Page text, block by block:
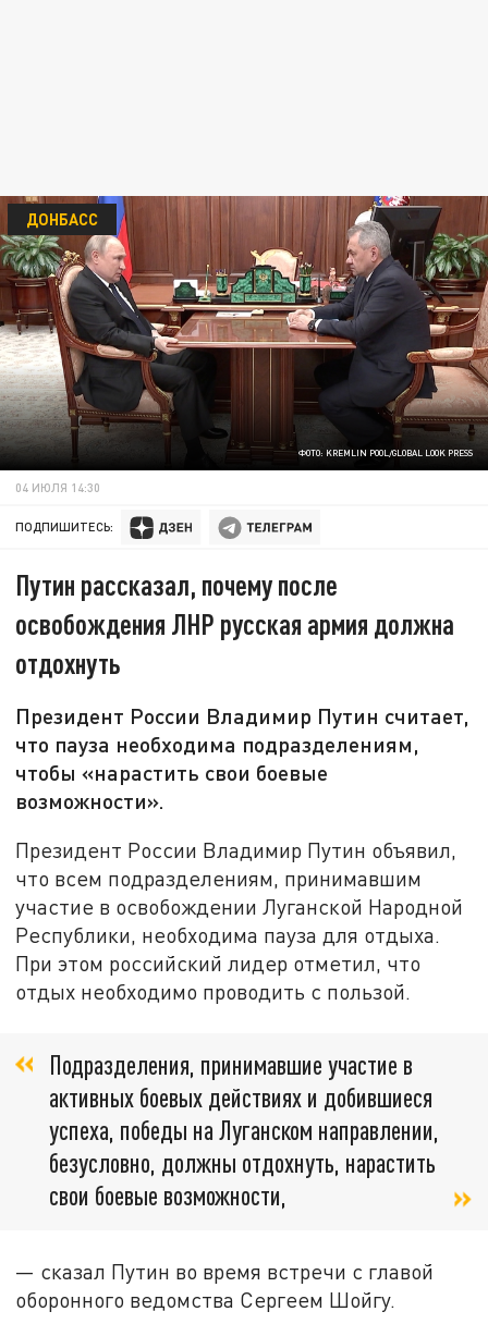
ФОТО: KREMLIN POOL/GLOBAL LOOK PRESS
ДОНБАСС
04 ИЮЛЯ 14:30
ПОДПИШИТЕСЬ:
Путин рассказал, почему после
освобождения ЛНР русская армия должна
отдохнуть
Президент России Владимир Путин считает,
что пауза необходима подразделениям,
чтобы «нарастить свои боевые
возможности».
Президент России Владимир Путин объявил,
что всем подразделениям, принимавшим
участие в освобождении Луганской Народной
Республики, необходима пауза для отдыха.
При этом российский лидер отметил, что
отдых необходимо проводить с пользой.
Подразделения, принимавшие участие в
активных боевых действиях и добившиеся
успеха, победы на Луганском направлении,
безусловно, должны отдохнуть, нарастить
свои боевые возможности,
— сказал Путин во время встречи с главой
оборонного ведомства Сергеем Шойгу.